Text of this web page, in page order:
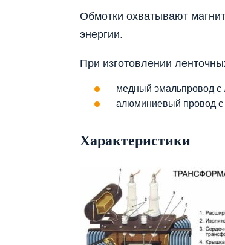
Обмотки охватывают
энергии.
При изготовлении
медный эмальпровод с
алюминиевый провод с
Характеристики